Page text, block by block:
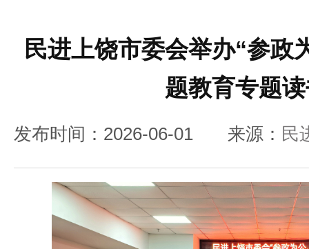
民进上饶市委会举办“参政
题教育专题
发布时间：2026-06-01 来源： 民